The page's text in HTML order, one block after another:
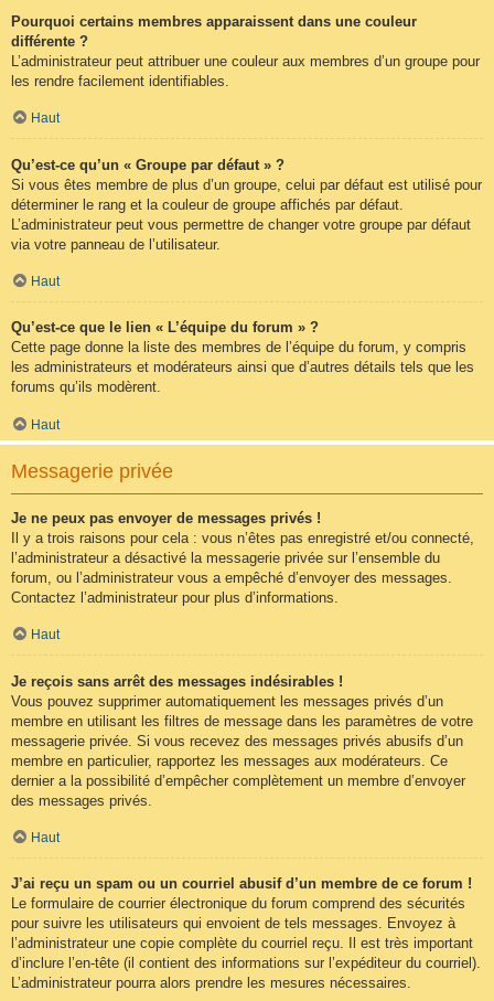
Pourquoi certains membres apparaissent dans une couleur
différente ?
L’administrateur peut attribuer une couleur aux membres d’un groupe pour
les rendre facilement identifiables.
Haut
Qu’est-ce qu’un « Groupe par défaut » ?
Si vous êtes membre de plus d’un groupe, celui par défaut est utilisé pour
déterminer le rang et la couleur de groupe affichés par défaut.
L’administrateur peut vous permettre de changer votre groupe par défaut
via votre panneau de l’utilisateur.
Haut
Qu’est-ce que le lien « L’équipe du forum » ?
Cette page donne la liste des membres de l’équipe du forum, y compris
les administrateurs et modérateurs ainsi que d’autres détails tels que les
forums qu’ils modèrent.
Haut
Messagerie privée
Je ne peux pas envoyer de messages privés !
Il y a trois raisons pour cela : vous n’êtes pas enregistré et/ou connecté,
l’administrateur a désactivé la messagerie privée sur l’ensemble du
forum, ou l’administrateur vous a empêché d’envoyer des messages.
Contactez l’administrateur pour plus d’informations.
Haut
Je reçois sans arrêt des messages indésirables !
Vous pouvez supprimer automatiquement les messages privés d’un
membre en utilisant les filtres de message dans les paramètres de votre
messagerie privée. Si vous recevez des messages privés abusifs d’un
membre en particulier, rapportez les messages aux modérateurs. Ce
dernier a la possibilité d’empêcher complètement un membre d’envoyer
des messages privés.
Haut
J’ai reçu un spam ou un courriel abusif d’un membre de ce forum !
Le formulaire de courrier électronique du forum comprend des sécurités
pour suivre les utilisateurs qui envoient de tels messages. Envoyez à
l’administrateur une copie complète du courriel reçu. Il est très important
d’inclure l’en-tête (il contient des informations sur l’expéditeur du courriel).
L’administrateur pourra alors prendre les mesures nécessaires.